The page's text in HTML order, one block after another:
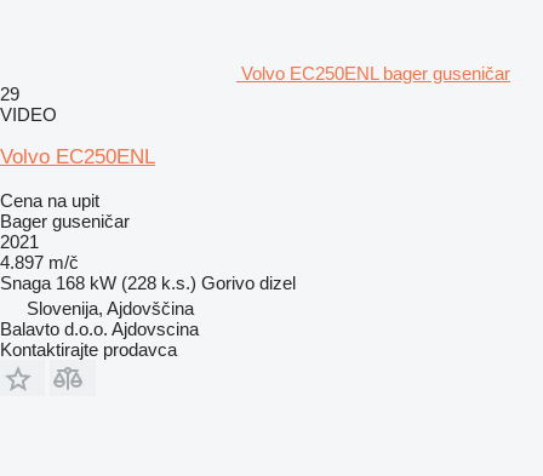
Volvo EC250ENL bager guseničar
29
VIDEO
Volvo EC250ENL
Cena na upit
Bager guseničar
2021
4.897 m/č
Snaga 168 kW (228 k.s.) Gorivo dizel
Slovenija, Ajdovščina
Balavto d.o.o. Ajdovscina
Kontaktirajte prodavca